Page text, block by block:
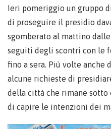
Ieri pomeriggio un gruppo
di proseguire il presidio
sgomberato al mattino
seguiti degli scontri con le
fino a sera. Più volte anche
alcune richieste di
della città che rimane sotto
di capire le intenzioni dei